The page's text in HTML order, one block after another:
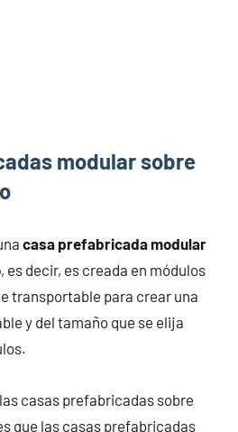
modular sobre
casa prefabricada modular
, es decir, es creada en módulos
transportable para crear una
y del tamaño que se elija
casas prefabricadas sobre
que las casas prefabricadas